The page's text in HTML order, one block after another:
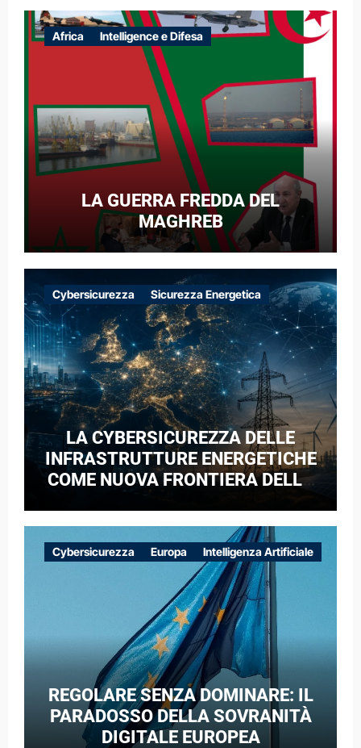
Africa Intelligence e Difesa
LA GUERRA FREDDA DEL
MAGHREB
Cybersicurezza Sicurezza Energetica
LA CYBERSICUREZZA DELLE
INFRASTRUTTURE ENERGETICHE
COME NUOVA FRONTIERA DELLA
CASO DELLE RETI ELETTRICHE
EUROPEE NEL CONTESTO DELLA
GUERRA IBRIDA
Cybersicurezza Europa Intelligenza Artificiale
REGOLARE SENZA DOMINARE: IL
PARADOSSO DELLA SOVRANITÀ
DIGITALE EUROPEA